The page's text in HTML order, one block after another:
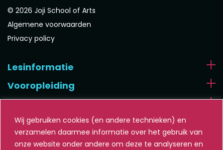
Wij gebruiken cookies (en andere technieken) en
verzamelen daarmee informatie over het gebruik van
onze website onder andere om deze te analyseren en
© 2026 Joji School of Arts
Algemene voorwaarden
Privacy policy
Lesinformatie
Vooropleiding
Algemeen